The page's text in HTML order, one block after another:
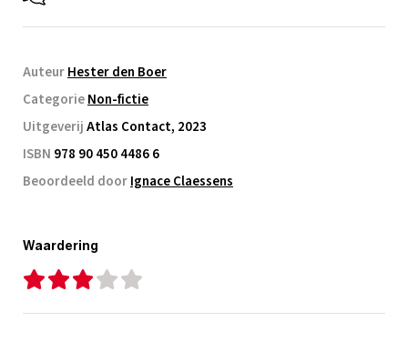
AuteurHester den Boer
CategorieNon-fictie
UitgeverijAtlas Contact, 2023
ISBN 978 90 450 4486 6
Beoordeeld doorIgnace Claessens
Waardering